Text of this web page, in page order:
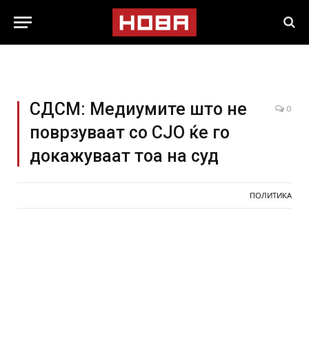
СДСМ: Медиумите што не
поврзуваат со СЈО ќе го
докажуваат тоа на суд
0
ПОЛИТИКА